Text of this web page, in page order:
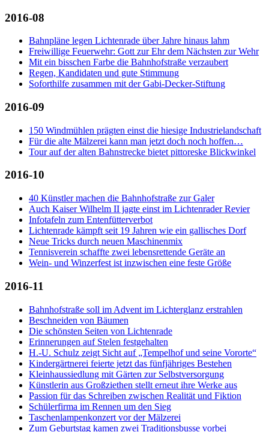
2016-08
Bahnpläne legen Lichtenrade über Jahre hinaus lahm
Freiwillige Feuerwehr: Gott zur Ehr dem Nächsten zur Wehr
Mit ein bisschen Farbe die Bahnhofstraße verzaubert
Regen, Kandidaten und gute Stimmung
Soforthilfe zusammen mit der Gabi-Decker-Stiftung
2016-09
150 Windmühlen prägten einst die hiesige Industrielandschaft
Für die alte Mälzerei kann man jetzt doch noch hoffen…
Tour auf der alten Bahnstrecke bietet pittoreske Blickwinkel
2016-10
40 Künstler machen die Bahnhofstraße zur Galer
Auch Kaiser Wilhelm II jagte einst im Lichtenrader Revier
Infotafeln zum Entenfütterverbot
Lichtenrade kämpft seit 19 Jahren wie ein gallisches Dorf
Neue Tricks durch neuen Maschinenmix
Tennisverein schaffte zwei lebensrettende Geräte an
Wein- und Winzerfest ist inzwischen eine feste Größe
2016-11
Bahnhofstraße soll im Advent im Lichterglanz erstrahlen
Beschneiden von Bäumen
Die schönsten Seiten von Lichtenrade
Erinnerungen auf Stelen festgehalten
H.-U. Schulz zeigt Sicht auf „Tempelhof und seine Vororte“
Kindergärtnerei feierte jetzt das fünfjähriges Bestehen
Kleinhaussiedlung mit Gärten zur Selbstversorgung
Künstlerin aus Großziethen stellt erneut ihre Werke aus
Passion für das Schreiben zwischen Realität und Fiktion
Schülerfirma im Rennen um den Sieg
Taschenlampenkonzert vor der Mälzerei
Zum Geburtstag kamen zwei Traditionsbusse vorbei